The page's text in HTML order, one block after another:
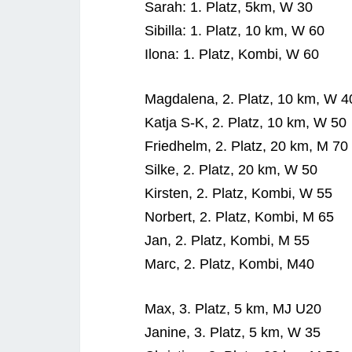
Sarah: 1. Platz, 5km, W 30
Sibil­la: 1. Platz, 10 km, W 60
Ilo­na: 1. Platz, Kom­bi, W 60
Mag­da­le­na, 2. Platz, 10 km, W
Kat­ja S‑K, 2. Platz, 10 km, W 50
Fried­helm, 2. Platz, 20 km, M 70
Sil­ke, 2. Platz, 20 km, W 50
Kirs­ten, 2. Platz, Kom­bi, W 55
Nor­bert, 2. Platz, Kom­bi, M 65
Jan, 2. Platz, Kom­bi, M 55
Marc, 2. Platz, Kom­bi, M40
Max, 3. Platz, 5 km, MJ U20
Jani­ne, 3. Platz, 5 km, W 35